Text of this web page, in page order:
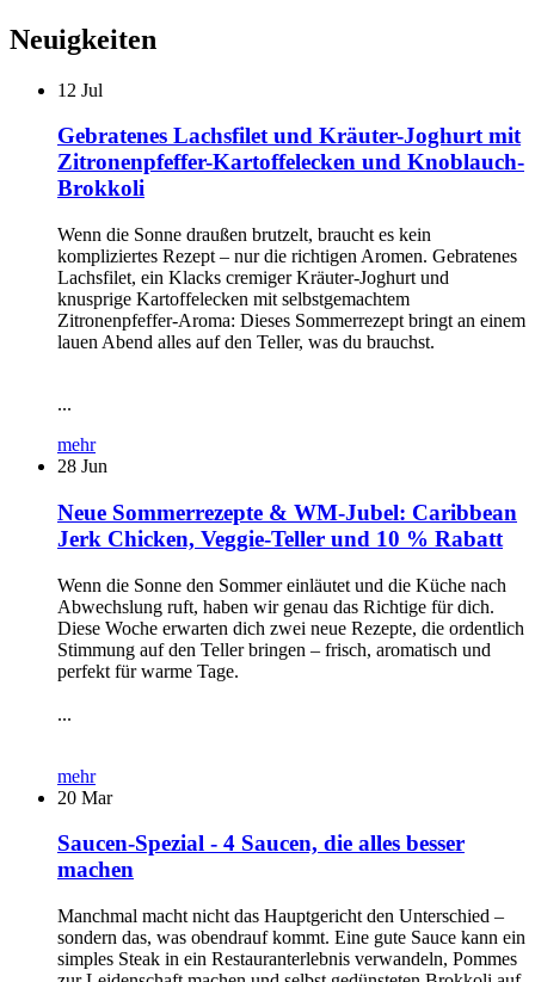
Neuigkeiten
12 Jul
Gebratenes Lachsfilet und Kräuter-Joghurt mit
Zitronenpfeffer-Kartoffelecken und Knoblauch-
Brokkoli
Wenn die Sonne draußen brutzelt, braucht es kein
kompliziertes Rezept – nur die richtigen Aromen. Gebratenes
Lachsfilet, ein Klacks cremiger Kräuter-Joghurt und
knusprige Kartoffelecken mit selbstgemachtem
Zitronenpfeffer-Aroma: Dieses Sommerrezept bringt an einem
lauen Abend alles auf den Teller, was du brauchst.
...
mehr
28 Jun
Neue Sommerrezepte & WM-Jubel: Caribbean
Jerk Chicken, Veggie-Teller und 10 % Rabatt
Wenn die Sonne den Sommer einläutet und die Küche nach
Abwechslung ruft, haben wir genau das Richtige für dich.
Diese Woche erwarten dich zwei neue Rezepte, die ordentlich
Stimmung auf den Teller bringen – frisch, aromatisch und
perfekt für warme Tage.
...
mehr
20 Mar
Saucen-Spezial - 4 Saucen, die alles besser
machen
Manchmal macht nicht das Hauptgericht den Unterschied –
sondern das, was obendrauf kommt. Eine gute Sauce kann ein
simples Steak in ein Restauranterlebnis verwandeln, Pommes